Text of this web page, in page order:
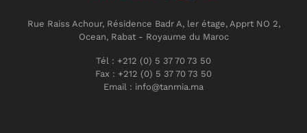
Rue Raiss Achour, Résidence Badr A, ler étage, Apprt NO 2,
Ocean, Rabat - Royaume du Maroc
Tél : +212 (0) 5 37 70 73 50
Fax : +212 (0) 5 37 70 73 50
Email : info@tanmia.ma